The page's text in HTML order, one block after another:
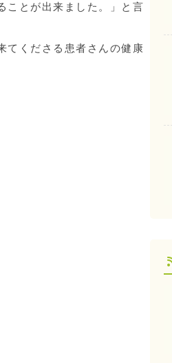
ことが出来ました。」と言
てくださる患者さんの健康